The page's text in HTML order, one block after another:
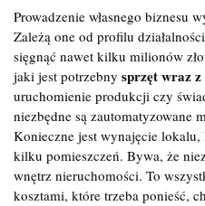
Prowadzenie własnego biznesu
Zależą one od profilu
sięgnąć nawet kilku milionów
jaki jest potrzebny sprzęt wraz
uruchomienie produkcji czy
niezbędne są zautomatyzowane
Konieczne jest wynajęcie
kilku pomieszczeń. Bywa, że
wnętrz nieruchomości. To
kosztami, które trzeba ponieść,